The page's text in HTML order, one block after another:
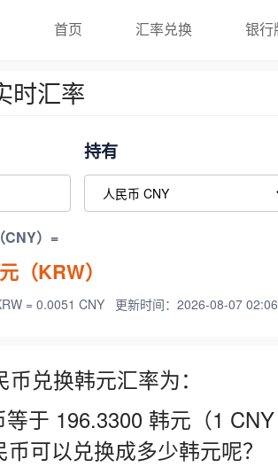
首页 汇率兑换 银行
时汇率
持有
CNY）=
（KRW）
= 0.0051 CNY 更新时间：2026-08-07
兑换韩元汇率为：
等于 196.3300 韩元（1
币可以兑换成多少韩元呢？